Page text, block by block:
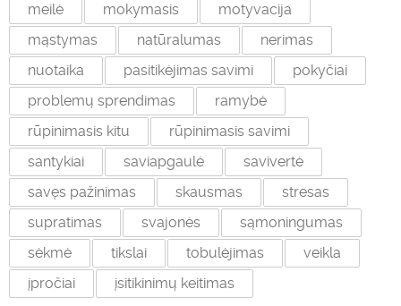
meilė
mokymasis
motyvacija
mąstymas
natūralumas
nerimas
nuotaika
pasitikėjimas savimi
pokyčiai
problemų sprendimas
ramybė
rūpinimasis kitu
rūpinimasis savimi
santykiai
saviapgaulė
savivertė
savęs pažinimas
skausmas
stresas
supratimas
svajonės
sąmoningumas
sėkmė
tikslai tobulėjimas
veikla
įpročiai
įsitikinimų keitimas